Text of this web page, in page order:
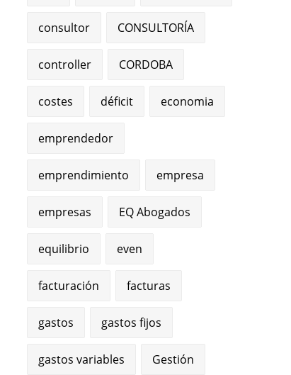
consultor CONSULTORÍA
controller CORDOBA
costes déficit economia
emprendedor
emprendimiento empresa
empresas EQ Abogados
equilibrio even
facturación facturas
gastos gastos fijos
gastos variables Gestión